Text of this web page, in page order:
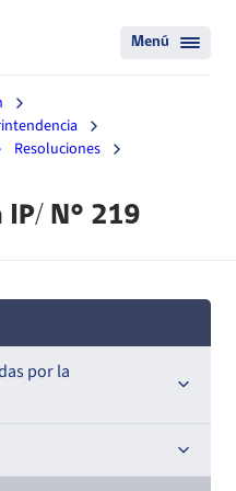
Menú
Resoluciones
IP/ N° 219
por la